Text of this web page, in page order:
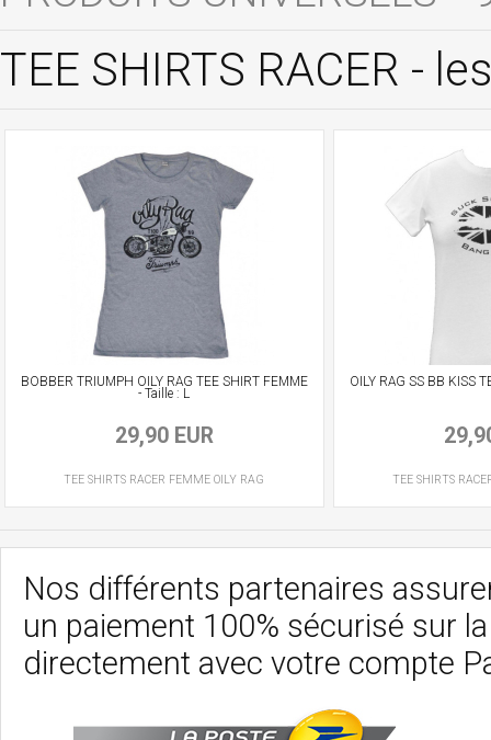
TEE SHIRTS RACER -
BOBBER TRIUMPH OILY RAG TEE SHIRT FEMME
- Taille : L
29,90 EUR
TEE SHIRTS RACER FEMME OILY RAG
OILY RAG SS BB KISS
TEE SHIRTS
Nos différents partenaires
un paiement 100% sécurisé sur
directement avec votre compte